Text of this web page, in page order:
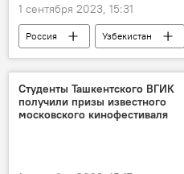
1 сентября 2023, 15:31
Россия Узбекистан
ВТБ
денежные переводы
Таджикистан
Азербайджан
Беларусь
Армения
Студенты Ташкентского ВГИК
получили призы известного
московского кинофестиваля